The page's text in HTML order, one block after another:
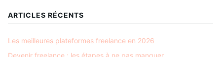
ARTICLES RÉCENTS
Les meilleures plateformes freelance en 2026
Devenir freelance : les étapes à ne pas manquer